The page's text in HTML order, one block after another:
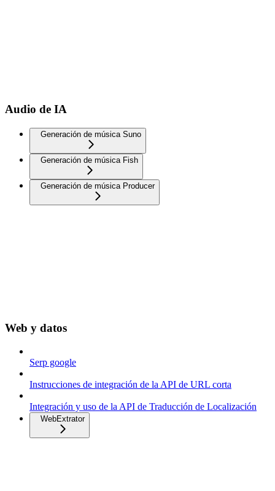
Audio de IA
Generación de música Suno
Generación de música Fish
Generación de música Producer
Web y datos
Serp google
Instrucciones de integración de la API de URL corta
Integración y uso de la API de Traducción de Localización
WebExtrator